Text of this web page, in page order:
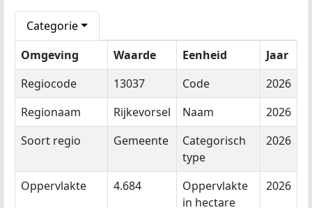
Categorie
Omgeving
Waarde Eenheid
Jaar
Regiocode
13037 Code
2026
Regionaam
Rijkevorsel Naam
2026
Soort regio
Gemeente
Categorisch
type
2026
Oppervlakte 4.684
Oppervlakte
in hectare
2026